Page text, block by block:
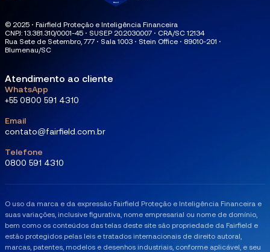
© 2025 ⋅ Fairfield Proteção e Inteligência Financeira
CNPJ: 13.381.310/0001-45 ⋅ SUSEP 20.2030.007 ⋅ CRA/SC 12134
Rua Sete de Setembro, 777 ⋅ Sala 1003 ⋅ Stein Office ⋅ 89010-201 ⋅
Blumenau/SC
Atendimento ao cliente
WhatsApp
+55 0800 591 4310
Email
contato@fairfield.com.br
Telefone
0800 591 4310
O uso da marca e da expressão Fairfield Proteção e Inteligência Financeira e
suas variações, inclusive figurativa, nome empresarial ou nome de domínio,
bem como os conteúdos das telas deste site são propriedade da Fairfield e
estão protegidos pelas leis e tratados internacionais de direito autoral,
marcas, patentes, modelos e desenhos industriais, conforme aplicável, e seu